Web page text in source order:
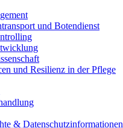
und Botendienst
und Resilienz in der Pflege
& Datenschutzinformationen